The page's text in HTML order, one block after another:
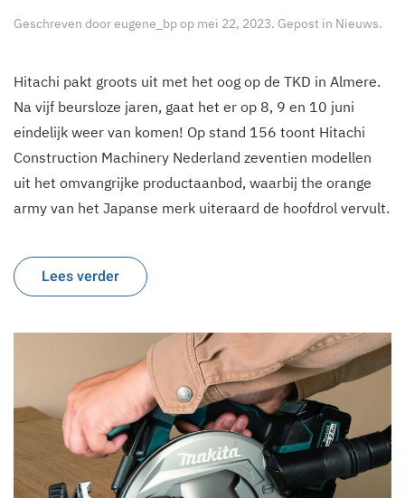
Geschreven dooreugene_bpop mei 22, 2023. Gepost in Nieuws.
Hitachi pakt groots uit met het oog op de TKD in Almere.
Na vijf beursloze jaren, gaat het er op 8, 9 en 10 juni
eindelijk weer van komen! Op stand 156 toont Hitachi
Construction Machinery Nederland zeventien modellen
uit het omvangrijke productaanbod, waarbij the orange
army van het Japanse merk uiteraard de hoofdrol vervult.
Lees verder